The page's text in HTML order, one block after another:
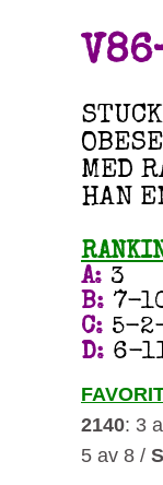
MED
HAN
A: 3
B: 7-
C: 5-
D: 6-
2140: 3
5 av 8 /